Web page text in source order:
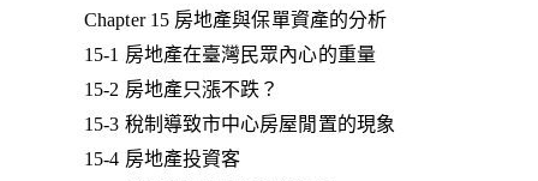
Chapter 15 房地產與保單資產的分析
15-1 房地產在臺灣民眾內心的重量
15-2 房地產只漲不跌？
15-3 稅制導致市中心房屋閒置的現象
15-4 房地產投資客